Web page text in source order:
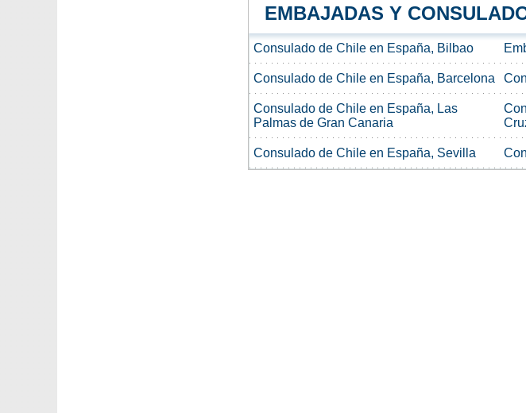
EMBAJADAS Y
Consulado de Chile en España, Bilbao
Consulado de Chile en España, Barcelona
Consulado de Chile en España, Las
Palmas de Gran Canaria
Consulado de Chile en España, Sevilla